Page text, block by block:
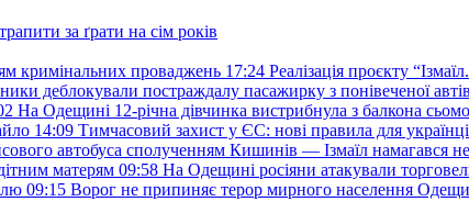
за ґрати на сім років
кримінальних проваджень 17:24 Реалізація проєкту
деблокували постраждалу пасажирку з понівеченої
На Одещині 12-річна дівчинка вистрибнула з балкона
14:09 Тимчасовий захист у ЄС: нові правила для
автобуса сполученням Кишинів — Ізмаїл намагався
матерям 09:58 На Одещині росіяни атакували
09:15 Ворог не припиняє терор мирного населення